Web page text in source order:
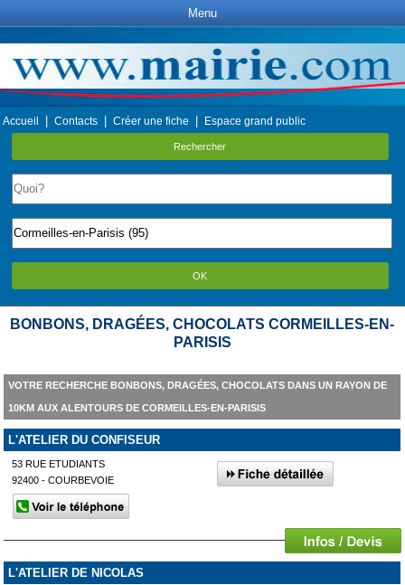
Menu
Accueil Contacts Créer une fiche Espace grand public
Rechercher
OK
BONBONS, DRAGÉES, CHOCOLATS CORMEILLES-EN-
PARISIS
VOTRE RECHERCHE BONBONS, DRAGÉES, CHOCOLATS DANS UN RAYON DE
10KM AUX ALENTOURS DE CORMEILLES-EN-PARISIS
L'ATELIER DU CONFISEUR
53 RUE ETUDIANTS
92400 - COURBEVOIE
L'ATELIER DE NICOLAS